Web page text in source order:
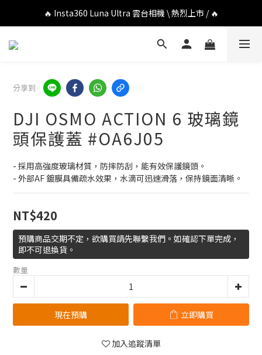
🔥 DJI OSMO POCKET 4P 口袋相機 \ 熱烈上市 / 🔥
🔥 Insta360 Luna Ultra 雲台相機 \ 熱烈上市 / 🔥
🔥 Insta360 GO Ultra Hello Kitty 聯名限定套裝 \ 時尚上市 / 🔥
分享到
DJI OSMO ACTION 6 玻璃鏡
頭保護蓋 #OA6J05
- 採用高強度玻璃材質，防摔防刮，能有效保護鏡頭。
- 外部AF 鍍膜具備疏水效果，水滴可迅速滑落，保持鏡面清晰。
NT$420
預購商品交期不定，欲購買請先聯繫我們。如確認下單完成，
即不可退換貨。
數量
現在預購 立即購買
加入追蹤清單